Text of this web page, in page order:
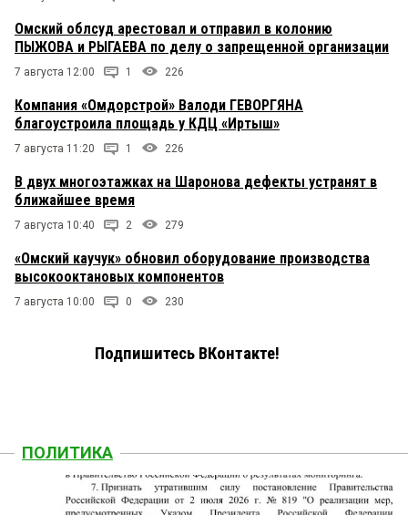
Омский облсуд арестовал и отправил в колонию
ПЫЖОВА и РЫГАЕВА по делу о запрещенной организации
7 августа 12:00 1 226
Компания «Омдорстрой» Валоди ГЕВОРГЯНА
благоустроила площадь у КДЦ «Иртыш»
7 августа 11:20 1 226
В двух многоэтажках на Шаронова дефекты устранят в
ближайшее время
7 августа 10:40 2 279
«Омский каучук» обновил оборудование производства
высокооктановых компонентов
7 августа 10:00 0 230
Подпишитесь ВКонтакте!
ПОЛИТИКА